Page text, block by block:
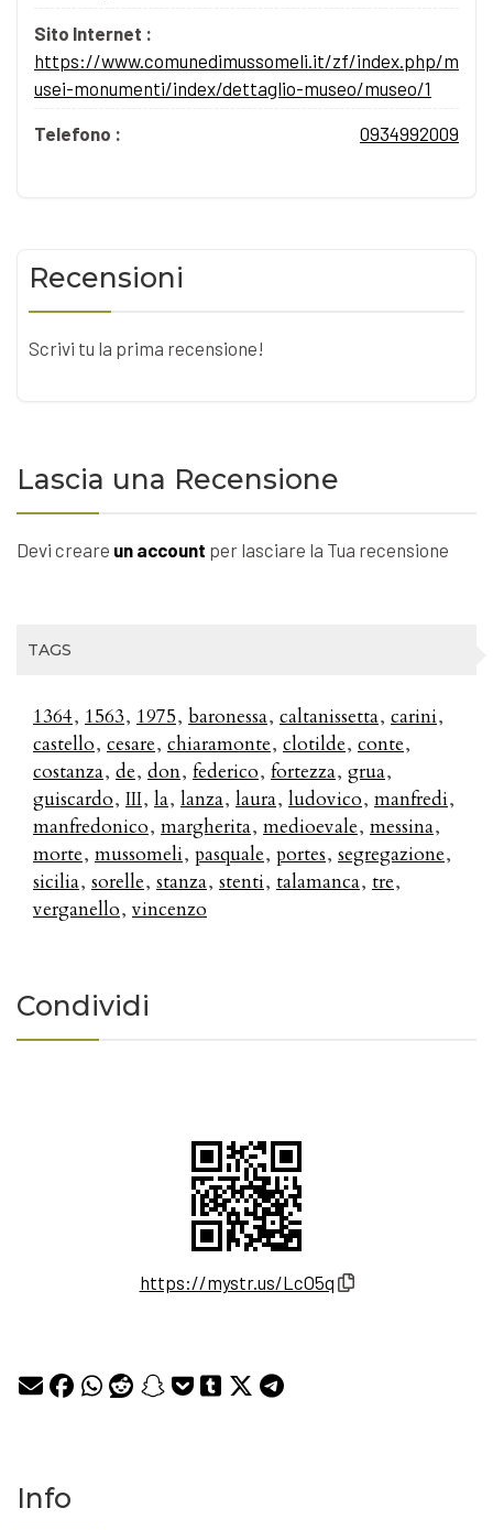
Sito Internet :
https://www.comunedimussomeli.it/zf/index.php/m
usei-monumenti/index/dettaglio-museo/museo/1
Telefono : 0934992009
Recensioni
Scrivi tu la prima recensione!
Lascia una Recensione
Devi creare un account per lasciare la Tua recensione
TAGS
1364 1563 1975 baronessa caltanissetta carini
castello cesare chiaramonte clotilde conte
costanza de don federico fortezza grua
guiscardo III la lanza laura ludovico manfredi
manfredonico margherita medioevale messina
morte mussomeli pasquale portes segregazione
sicilia sorelle stanza stenti talamanca tre
verganello vincenzo
Condividi
https://mystr.us/LcO5q
Info